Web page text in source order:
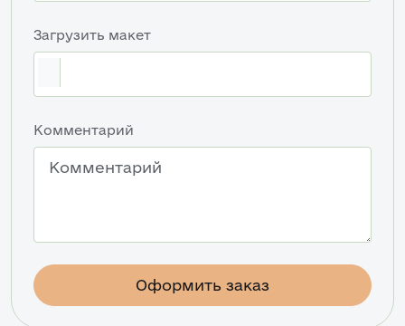
Загрузить макет
Комментарий
Оформить заказ